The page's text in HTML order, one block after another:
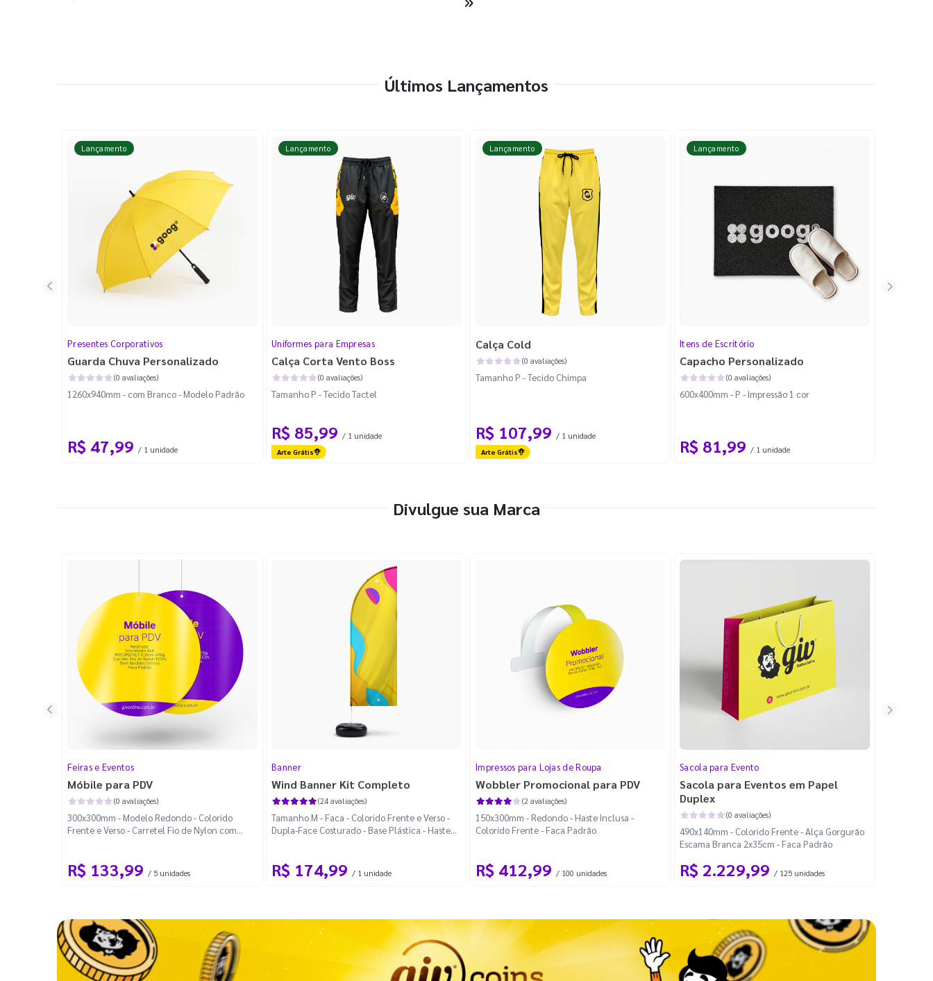
Últimos Lançamentos
Lançamento
Presentes Corporativos
Guarda Chuva Personalizado
(0 avaliações)
1260x940mm - com Branco - Modelo Padrão
R$ 47,99 / 1 unidade
Lançamento
Uniformes para Empresas
Calça Corta Vento Boss
(0 avaliações)
Tamanho P - Tecido Tactel
R$ 85,99 / 1 unidade
Arte Grátis
Lançamento
Calça Cold
(0 avaliações)
Tamanho P - Tecido Chimpa
R$ 107,99 / 1 unidade
Arte Grátis
Lançamento
Itens de Escritório
Capacho Personalizado
(0 avaliações)
600x400mm - P - Impressão 1 cor
R$ 81,99 / 1 unidade
Divulgue sua Marca
Feiras e Eventos
Móbile para PDV
(0 avaliações)
300x300mm - Modelo Redondo - Colorido
Frente e Verso - Carretel Fio de Nylon com
R$ 133,99 / 5 unidades
Banner
Wind Banner Kit Completo
(24 avaliações)
Tamanho M - Faca - Colorido Frente e Verso -
Dupla-Face Costurado - Base Plástica - Haste
R$ 174,99 / 1 unidade
Impressos para Lojas de Roupa
Wobbler Promocional para PDV
(2 avaliações)
150x300mm - Redondo - Haste Inclusa -
Colorido Frente - Faca Padrão
R$ 412,99 / 100 unidades
Sacola para Evento
Sacola para Eventos em Papel
Duplex
(0 avaliações)
490x140mm - Colorido Frente - Alça Gorgurão
Escama Branca 2x35cm - Faca Padrão
R$ 2.229,99 / 125 unidades